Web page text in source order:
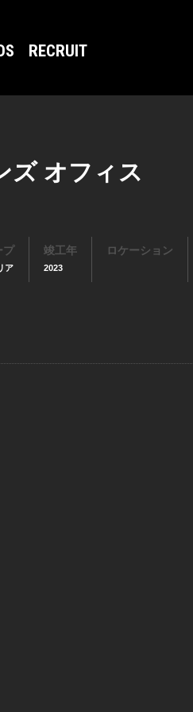
RECRUIT
ズ オフィス
プ
ア
竣工年
2023
ロケーション